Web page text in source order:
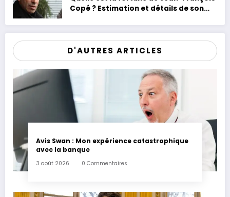
Copé ? Estimation et détails de son
D'AUTRES ARTICLES
Avis Swan : Mon expérience catastrophique
avec la banque
3 août 2026 0 Commentaires